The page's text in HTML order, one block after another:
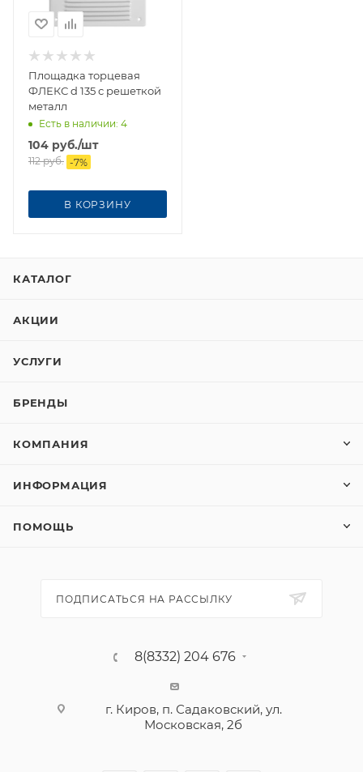
Площадка торцевая
ФЛЕКС d 135 с решеткой
металл
Есть в наличии: 4
104 руб./шт
112руб. -7%
В КОРЗИНУ
КАТАЛОГ
АКЦИИ
УСЛУГИ
БРЕНДЫ
КОМПАНИЯ
ИНФОРМАЦИЯ
ПОМОЩЬ
ПОДПИСАТЬСЯ НА РАССЫЛКУ
8(8332) 204 676
г. Киров, п. Садаковский, ул.
Московская, 2б